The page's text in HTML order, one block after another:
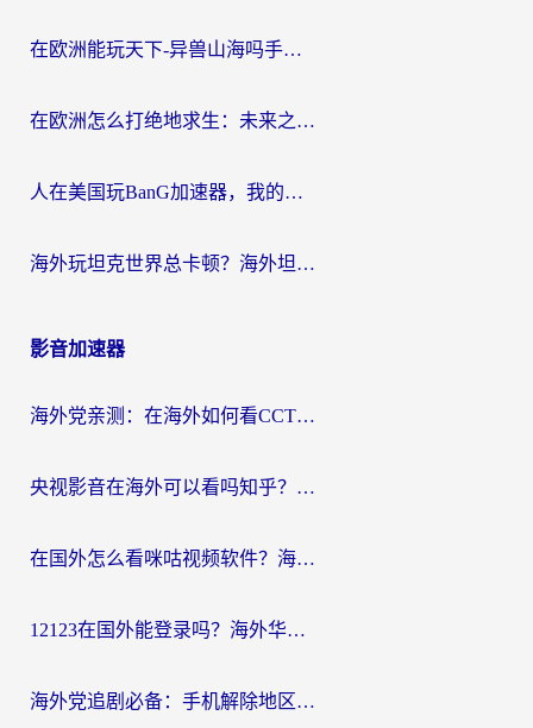
在欧洲能玩天下-异兽山海吗手游？海外玩家的加速器生存指南
在欧洲怎么打绝地求生：未来之役不卡？留学生亲测的加速器避坑指南
人在美国玩BanG加速器，我的延迟终于绿了
海外玩坦克世界总卡顿？海外坦克世界加速器有哪些？实测好用的选择在这里
影音加速器
海外党亲测：在海外如何看CCTV？告别“仅限大陆播放”的实用指南
央视影音在海外可以看吗知乎？留学生亲测：3步解决地域限制+追剧自由
在国外怎么看咪咕视频软件？海外党亲测有效的回国加速方案
12123在国外能登录吗？海外华人必看的回国加速实用指南
海外党追剧必备：手机解除地区限制app怎么选？解决央视视频&国内剧地区限制全指南